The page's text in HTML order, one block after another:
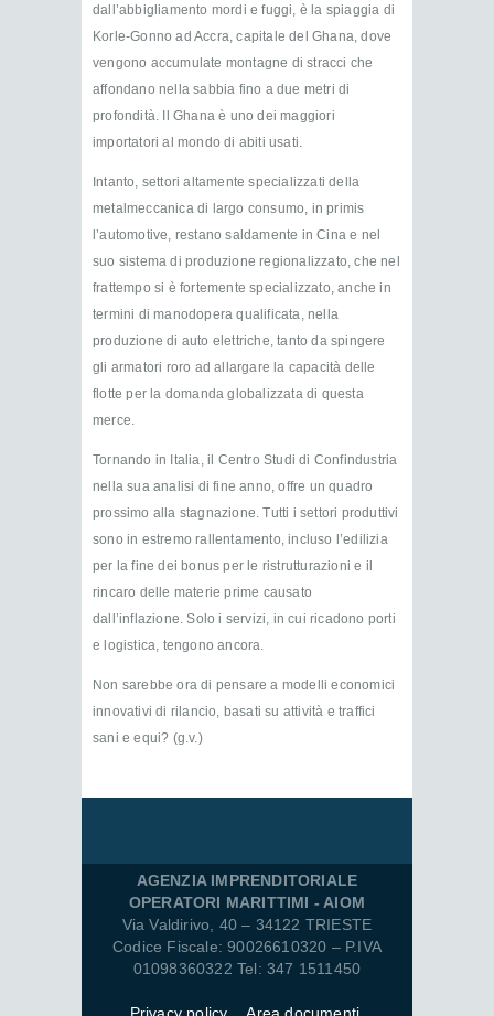
dall’abbigliamento mordi e fuggi, è la spiaggia di
Korle-Gonno ad Accra, capitale del Ghana, dove
vengono accumulate montagne di stracci che
affondano nella sabbia fino a due metri di
profondità. Il Ghana è uno dei maggiori
importatori al mondo di abiti usati.
Intanto, settori altamente specializzati della
metalmeccanica di largo consumo, in primis
l’automotive, restano saldamente in Cina e nel
suo sistema di produzione regionalizzato, che nel
frattempo si è fortemente specializzato, anche in
termini di manodopera qualificata, nella
produzione di auto elettriche, tanto da spingere
gli armatori roro ad allargare la capacità delle
flotte per la domanda globalizzata di questa
merce.
Tornando in Italia, il Centro Studi di Confindustria
nella sua analisi di fine anno, offre un quadro
prossimo alla stagnazione. Tutti i settori produttivi
sono in estremo rallentamento, incluso l’edilizia
per la fine dei bonus per le ristrutturazioni e il
rincaro delle materie prime causato
dall’inflazione. Solo i servizi, in cui ricadono porti
e logistica, tengono ancora.
Non sarebbe ora di pensare a modelli economici
innovativi di rilancio, basati su attività e traffici
sani e equi? (g.v.)
AGENZIA IMPRENDITORIALE
OPERATORI MARITTIMI - AIOM
Via Valdirivo, 40 – 34122 TRIESTE
Codice Fiscale: 90026610320 – P.IVA
01098360322 Tel: 347 1511450
Privacy policy Area documenti